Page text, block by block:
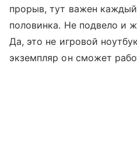
прорыв, тут важен
половинка. Не подвело и
Да, это не игровой
экземпляр он сможет